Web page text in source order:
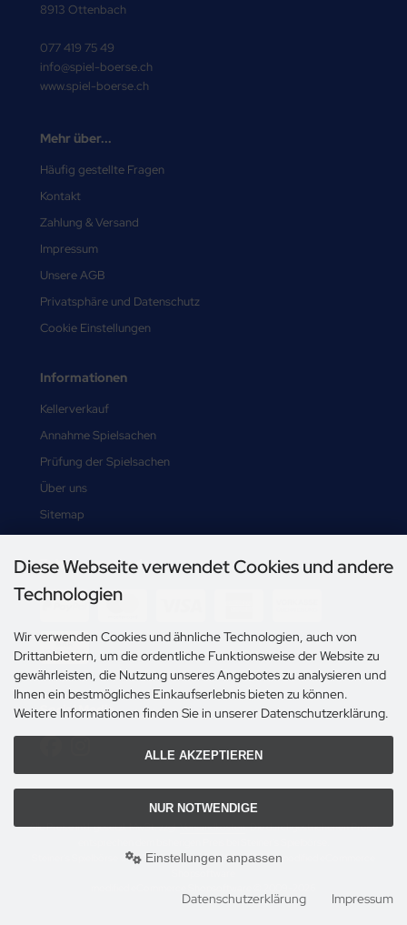
8913 Ottenbach
077 419 75 49
info@spiel-boerse.ch
www.spiel-boerse.ch
Mehr über...
Häufig gestellte Fragen
Kontakt
Zahlung & Versand
Impressum
Unsere AGB
Privatsphäre und Datenschutz
Cookie Einstellungen
Informationen
Kellerverkauf
Annahme Spielsachen
Prüfung der Spielsachen
Über uns
Sitemap
Zahlungsmethoden
Social Media
Alle Preise inkl. gesetzl. MwSt. zzgl.Versandkosten. Die durchgestrichenen Preise
Steiner's Spielbörse © 2026 | Template © 2009-2026 by modified eCommerce
Diese Webseite verwendet Cookies und andere
Technologien
Wir verwenden Cookies und ähnliche Technologien, auch von
Drittanbietern, um die ordentliche Funktionsweise der Website zu
gewährleisten, die Nutzung unseres Angebotes zu analysieren und
Ihnen ein bestmögliches Einkaufserlebnis bieten zu können.
Weitere Informationen finden Sie in unserer Datenschutzerklärung.
ALLE AKZEPTIEREN
NUR NOTWENDIGE
Einstellungen anpassen
Datenschutzerklärung Impressum